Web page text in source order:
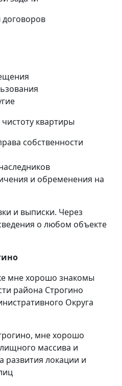
квартиры
собственности
и обременения на
и выписки. Через
о любом объекте
мне хорошо знакомы
района Строгино
Округа
мне хорошо
массива и
развития локации и